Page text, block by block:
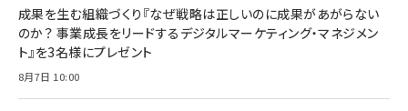
成果を生む組織づくり『なぜ戦略は正しいのに成果があがらない
のか？ 事業成長をリードするデジタルマーケティング・マネジメン
ト』を3名様にプレゼント
8月7日 10:00